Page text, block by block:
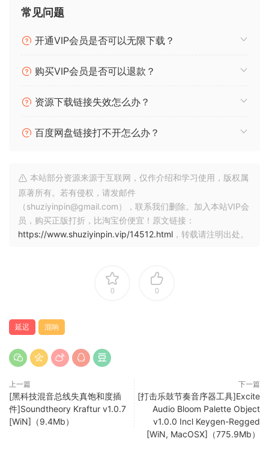
仍然没有人提供 Filterscape v1.5 的序列号及
其索引；)
Colour Copy: a bucketful of delay
delays (BBD), but extended with modern features. We
the kind of colouration people still love in classic BBD
into Repro-1, but the sound was too good not to be
developed further and become an FX plug-in.
BBD-style analog delay, for the smoothest possible pitch
effects
1ms to 1s or host-synched time base, scaled via rate
control from 25% to 400%
LFO (with dynamic frequency and depth) can modulate
rate, tap position or amplitude.
MIDI note tracking and Freeze button (infinite loop) for
wildest experimental effects
powerful preset browser with tag and/or text search
functions
independent input and feedback routing options allow all
possible stereo or mono combinations
常见问题
开通VIP会员是否可以无限下载？
购买VIP会员是否可以退款？
资源下载链接失效怎么办？
百度网盘链接打不开怎么办？
本站部分资源来源于互联网，仅作介绍和学习使用，版权属
原著所有。若有侵权，请发邮件
（shuziyinpin@gmail.com），联系我们删除。加入本站VIP会
员，购买正版打折，比淘宝价便宜！原文链接：
https://www.shuziyinpin.vip/14512.html ，转载请注明出处。
0 0
延迟 混响
上一篇
[黑科技混音总线失真饱和度插
件]Soundtheory Kraftur v1.0.7
[WiN]（9.4Mb）
下一篇
[打击乐鼓节奏音序器工具]Excite
Audio Bloom Palette Object
v1.0.0 Incl Keygen-Regged
[WiN, MacOSX]（775.9Mb）